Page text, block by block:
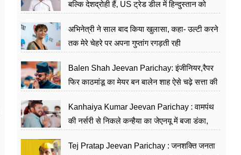
बल्कि देशद्रोही हैं, US ट्रेड डील में हिन्दुस्तान को
अभिनेत्री ने साल बाद किया खुलासा, कहा- उल्टी करने
तक मेरे चेहरे पर अपना गुप्तांग रगड़ती रही
Balen Shah Jeevan Parichay: इंजीनियर,रैपर
फिर काठमांडू का मेयर बन बालेन शाह ऐसे चढ़े सत्ता की
Kanhaiya Kumar Jeevan Parichay : वामपंथ
की नर्सरी से निकले कन्हैया का जेएनयू में बजा डंका,
Tej Pratap Jeevan Parichay : जनशक्ति जनता